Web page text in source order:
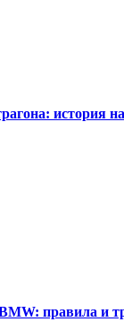
история
правила и